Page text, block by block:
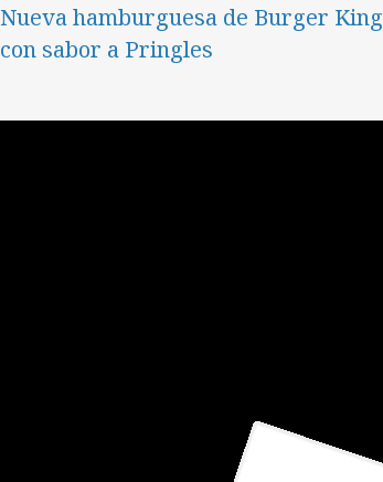
Nueva hamburguesa de Burger King
con sabor a Pringles